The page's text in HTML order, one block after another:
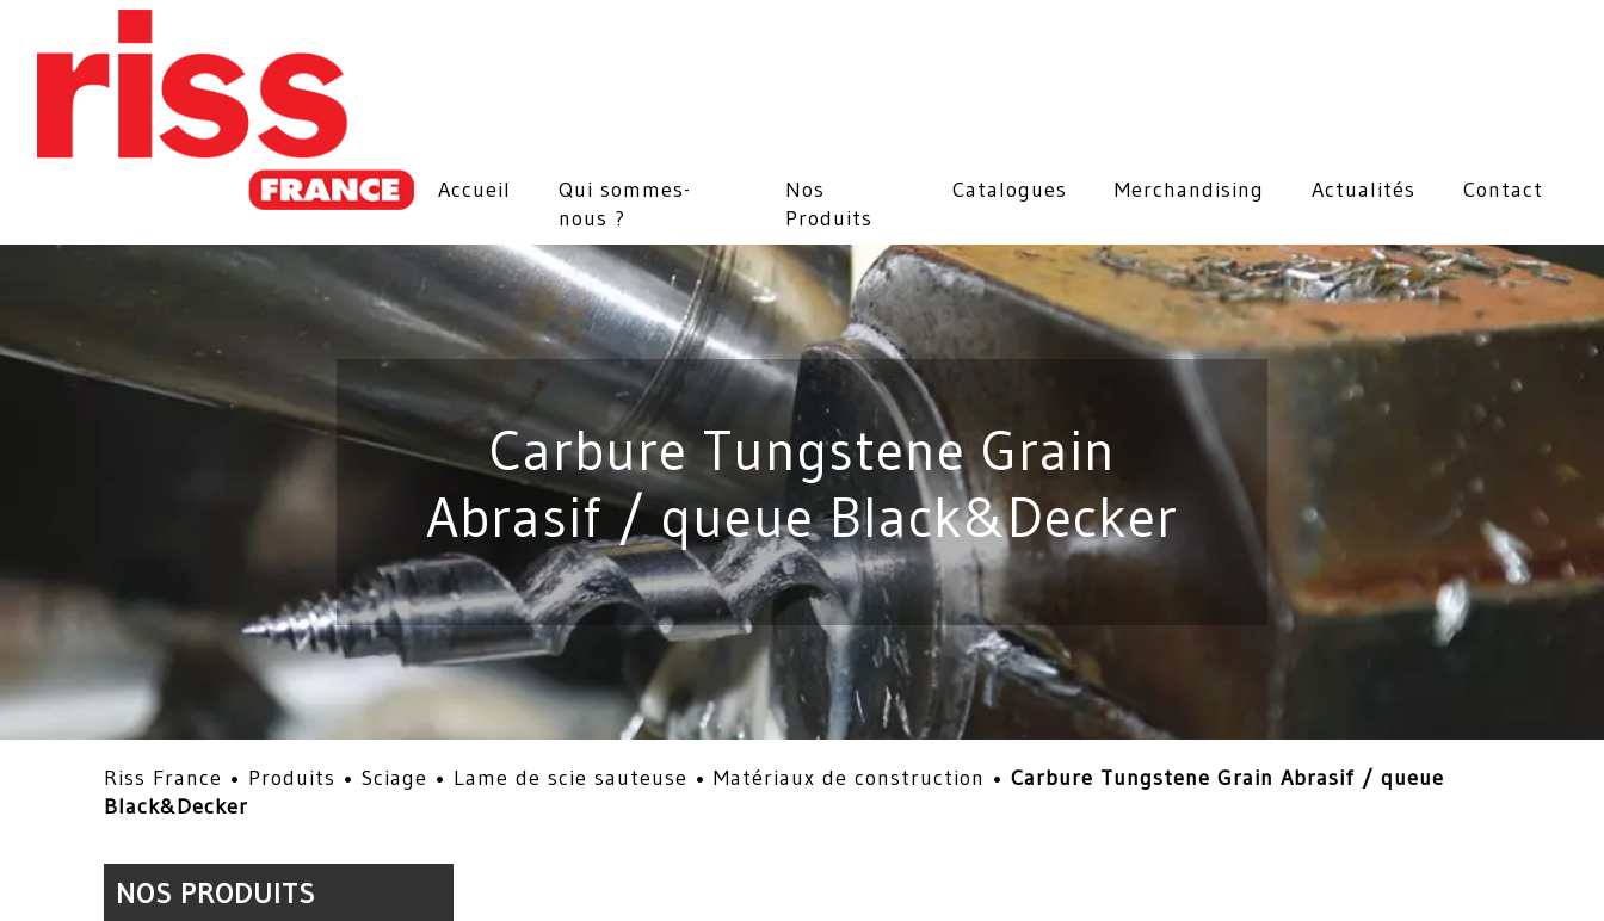
Accueil
Qui sommes-
nous ?
Nos
Produits
Catalogues Merchandising Actualités Contact
Carbure Tungstene Grain
Abrasif / queue Black&Decker
Riss France • Produits • Sciage • Lame de scie sauteuse • Matériaux de construction • Carbure Tungstene Grain Abrasif / queue
Black&Decker
NOS PRODUITS